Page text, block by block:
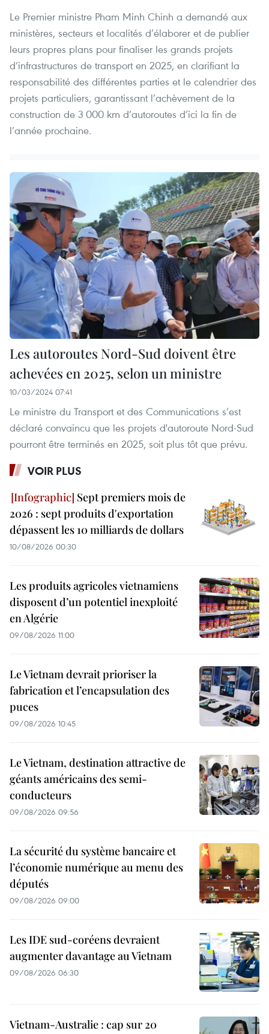
Le Premier ministre Pham Minh Chinh a demandé aux
ministères, secteurs et localités d’élaborer et de publier
leurs propres plans pour finaliser les grands projets
d’infrastructures de transport en 2025, en clarifiant la
responsabilité des différentes parties et le calendrier des
projets particuliers, garantissant l’achèvement de la
construction de 3 000 km d’autoroutes d’ici la fin de
l’année prochaine.
Les autoroutes Nord-Sud doivent être
achevées en 2025, selon un ministre
10/03/2024 07:41
Le ministre du Transport et des Communications s’est
déclaré convaincu que les projets d'autoroute Nord-Sud
pourront être terminés en 2025, soit plus tôt que prévu.
VOIR PLUS
Sept premiers mois de
2026 : sept produits d'exportation
dépassent les 10 milliards de dollars
10/08/2026 00:30
Les produits agricoles vietnamiens
disposent d’un potentiel inexploité
en Algérie
09/08/2026 11:00
Le Vietnam devrait prioriser la
fabrication et l’encapsulation des
puces
09/08/2026 10:45
Le Vietnam, destination attractive de
géants américains des semi-
conducteurs
09/08/2026 09:56
La sécurité du système bancaire et
l’économie numérique au menu des
députés
09/08/2026 09:00
Les IDE sud-coréens devraient
augmenter davantage au Vietnam
09/08/2026 06:30
Vietnam-Australie : cap sur 20